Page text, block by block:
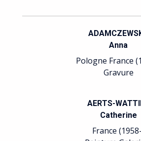
Anna
Pologne France
Gravure
AERTS-
Catherine
France